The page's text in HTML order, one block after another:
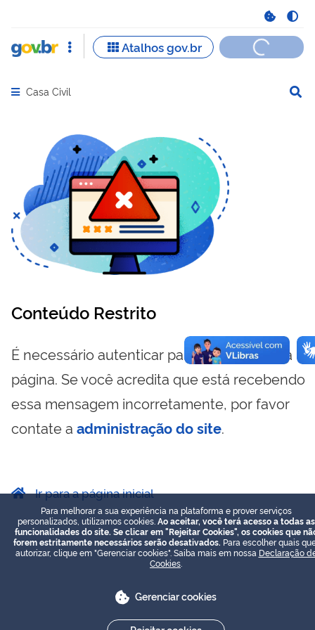
Abrir menu principal de navegação
Casa Civil
Conteúdo Restrito
É necessário autenticar para visualizar essa
página. Se você acredita que está recebendo
essa mensagem incorretamente, por favor
contate a administração do site.
Ir para a página inicial
Para melhorar a sua experiência na plataforma e prover serviços
personalizados, utilizamos cookies. Ao aceitar, você terá acesso a todas as
funcionalidades do site. Se clicar em "Rejeitar Cookies", os cookies que
forem estritamente necessários serão desativados. Para escolher quais
autorizar, clique em "Gerenciar cookies". Saiba mais em nossa Declaração
Cookies
Gerenciar cookies